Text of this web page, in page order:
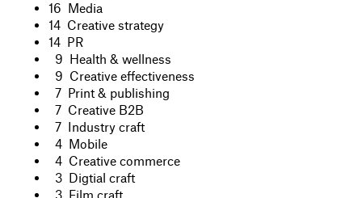
16 Media
14 Creative strategy
14 PR
9 Health & wellness
9 Creative effectiveness
7 Print & publishing
7 Creative B2B
7 Industry craft
4 Mobile
4 Creative commerce
3 Digtial craft
3 Film craft